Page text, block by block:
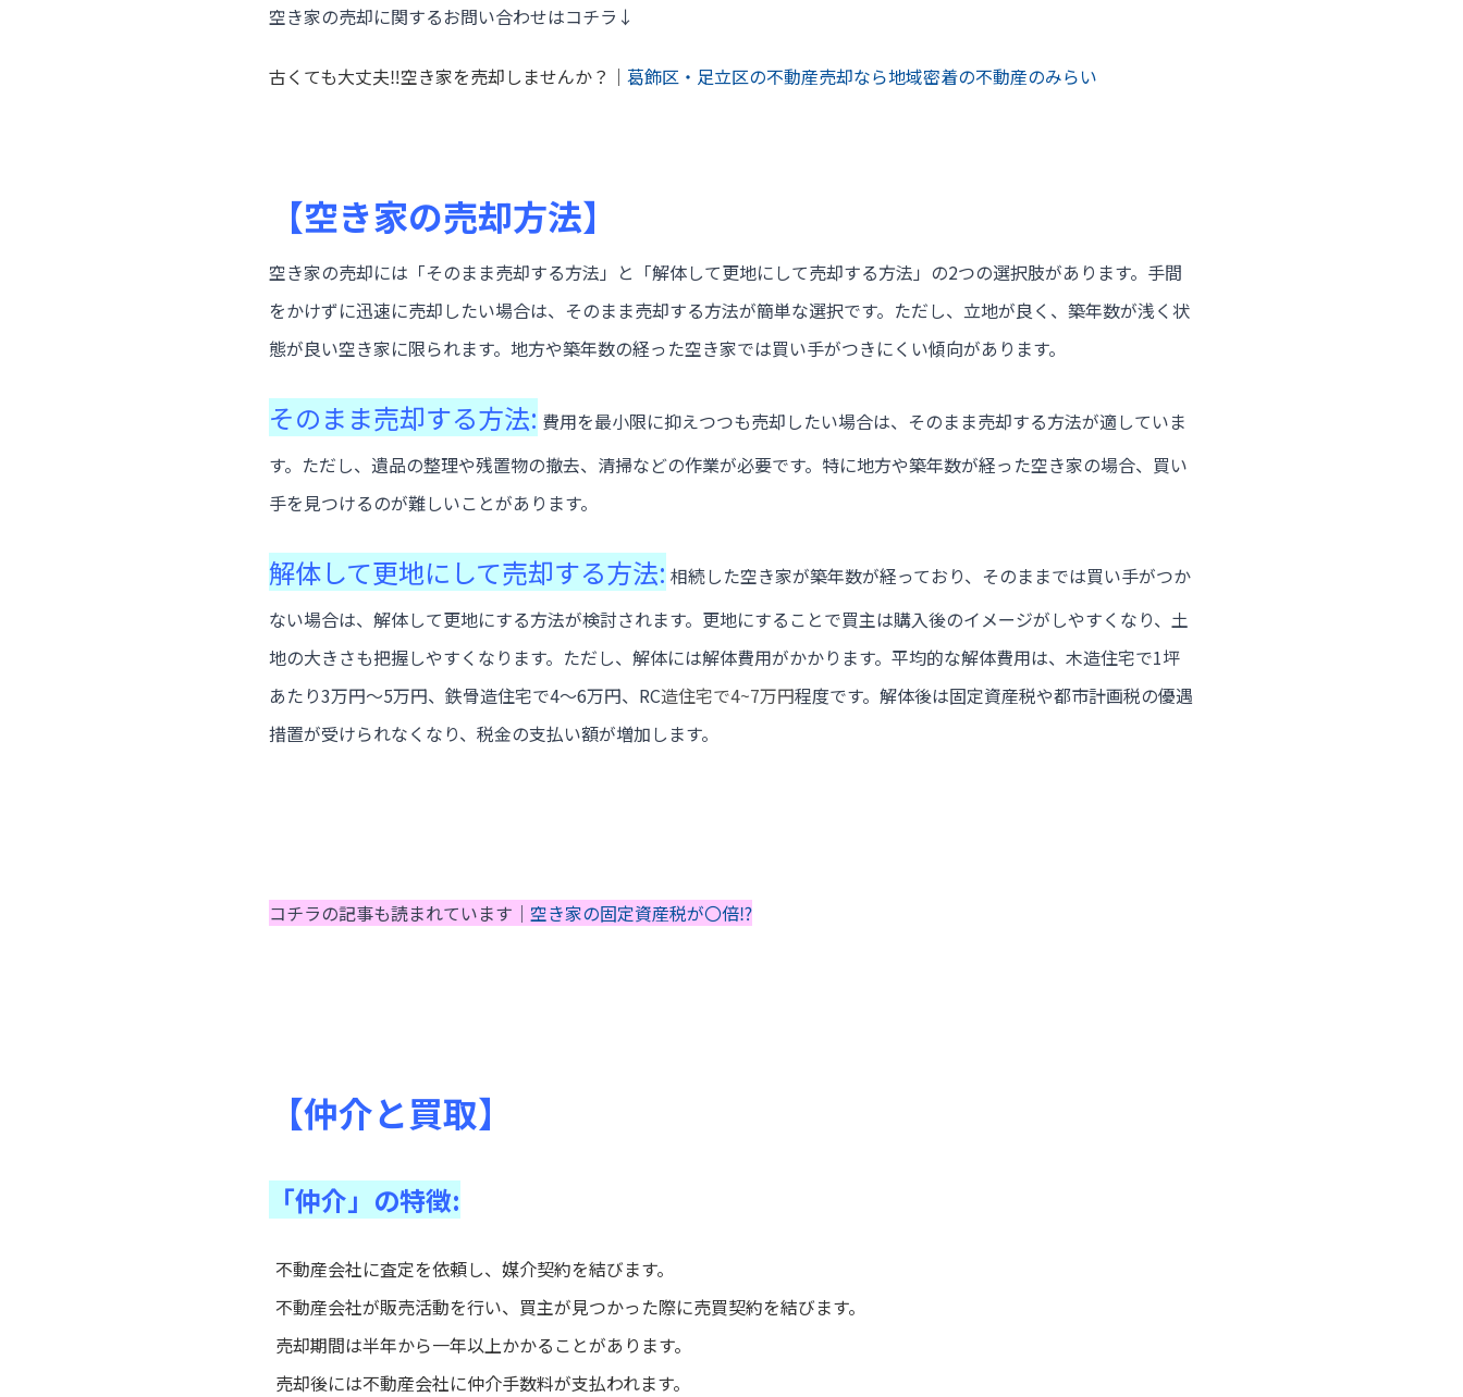
空き家の売却に関するお問い合わせはコチラ↓
古くても大丈夫‼空き家を売却しませんか？｜ 葛飾区・足立区の不動産売却なら地域密着の不動産のみらい
【空き家の売却方法】
空き家の売却には「そのまま売却する方法」と「解体して更地にして売却する方法」の2つの選択肢があります。手間
をかけずに迅速に売却したい場合は、そのまま売却する方法が簡単な選択です。ただし、立地が良く、築年数が浅く状
態が良い空き家に限られます。地方や築年数の経った空き家では買い手がつきにくい傾向があります。
そのまま売却する方法: 費用を最小限に抑えつつも売却したい場合は、そのまま売却する方法が適していま
す。ただし、遺品の整理や残置物の撤去、清掃などの作業が必要です。特に地方や築年数が経った空き家の場合、買い
手を見つけるのが難しいことがあります。
解体して更地にして売却する方法: 相続した空き家が築年数が経っており、そのままでは買い手がつか
ない場合は、解体して更地にする方法が検討されます。更地にすることで買主は購入後のイメージがしやすくなり、土
地の大きさも把握しやすくなります。ただし、解体には解体費用がかかります。平均的な解体費用は、木造住宅で1坪
あたり3万円～5万円、鉄骨造住宅で4～6万円、RC造住宅で4~7万円程度です。解体後は固定資産税や都市計画税の優遇
措置が受けられなくなり、税金の支払い額が増加します。
コチラの記事も読まれています｜ 空き家の固定資産税が〇倍⁉
【仲介と買取】
「仲介」の特徴:
不動産会社に査定を依頼し、媒介契約を結びます。
不動産会社が販売活動を行い、買主が見つかった際に売買契約を結びます。
売却期間は半年から一年以上かかることがあります。
売却後には不動産会社に仲介手数料が支払われます。